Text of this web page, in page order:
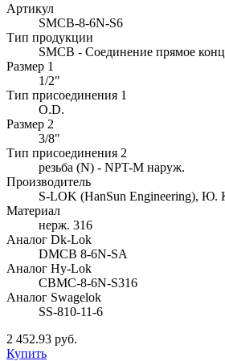
Артикул
SMCB-8-6N-S6
Тип продукции
SMCB - Соединение прямое
Размер 1
1/2"
Тип присоединения 1
O.D.
Размер 2
3/8"
Тип присоединения 2
резьба (N) - NPT-M наруж.
Производитель
S-LOK (HanSun Engineering), Ю.
Материал
нерж. 316
Аналог Dk-Lok
DMCB 8-6N-SA
Аналог Hy-Lok
CBMC-8-6N-S316
Аналог Swagelok
SS-810-11-6
2 452.93 руб.
Купить